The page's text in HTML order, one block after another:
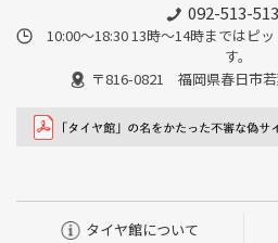
092-513-
10:00～18:30 13時〜14時まではピ
す。
〒816-0821 福岡県春日市
タイヤ館について